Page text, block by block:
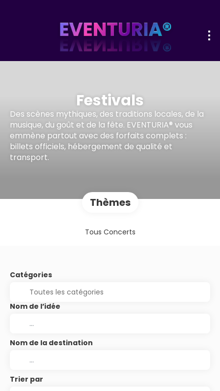
Festivals
Des scènes mythiques, des traditions locales, de la
musique, du goût et de la fête. EVENTURIA® vous
emmène partout avec des forfaits complets :
billets officiels, hébergement de qualité et
transport.
Thèmes
Tous Concerts
Catégories
Nom de l’idée
Nom de la destination
Trier par